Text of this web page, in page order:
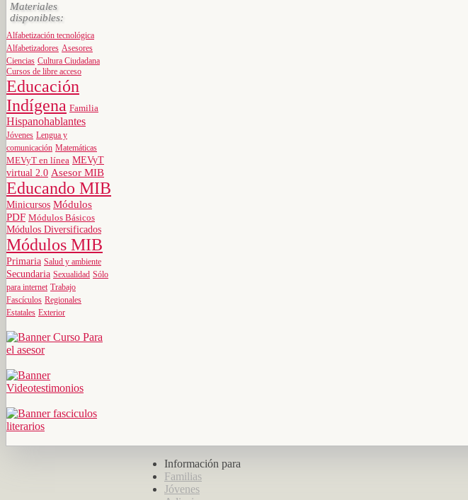
Materiales
disponibles:
Alfabetización tecnológica
Alfabetizadores Asesores
Ciencias Cultura Ciudadana
Cursos de libre acceso
Educación
Indígena Familia
Hispanohablantes
Jóvenes Lengua y
comunicación Matemáticas
MEVyT en línea MEVyT
virtual 2.0 Asesor MIB
Educando MIB
Minicursos Módulos
PDF Módulos Básicos
Módulos Diversificados
Módulos MIB
Primaria Salud y ambiente
Secundaria Sexualidad Sólo
para internet Trabajo
Fascículos Regionales
Estatales Exterior
Información para
Familias
Jóvenes